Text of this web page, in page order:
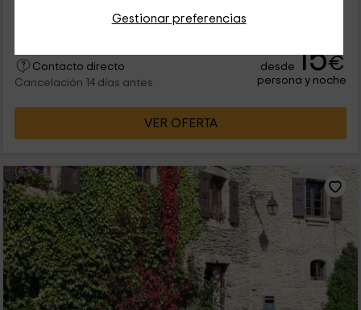
Gestionar preferencias
1 baños
Contacto directo
Cancelación 14 días antes
desde 15€
persona y noche
VER OFERTA